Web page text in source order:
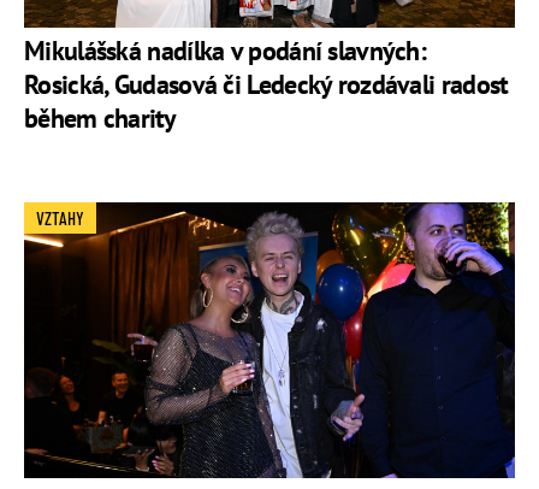
Mikulášská nadílka v podání slavných:
Rosická, Gudasová či Ledecký rozdávali radost
během charity
VZTAHY